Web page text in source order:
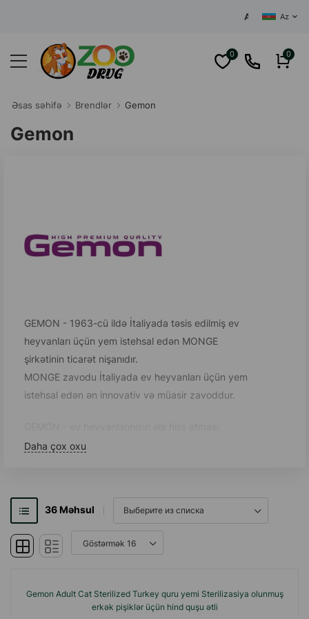
AZƏRBAYCANINAz
0 0
Əsas səhifə Brendlər Gemon
Gemon
GEMON - 1963-cü ildə İtaliyada təsis edilmiş ev
heyvanları üçün yem istehsal edən MONGE
şirkətinin ticarət nişanıdır.
MONGE zavodu İtaliyada ev heyvanları üçün yem
istehsal edən ən innovativ və müasir zavoddur.
düzgün böyüməsi və həyatı boyu inkişafı üçün
keyfiyyətli məhsullardan hazırlanır və dördayaqlı
dostlarınızın gündəlik qidalanması üçün uyğundur.
GEMON-un çeşidi müxtəlif yaşda, həyat tərzində,
Sərbəst gəzən ev quşlarının ət yetişdirilməsi üçün
Daha çox oxu
36Məhsul
Gemon Adult Cat Sterilized Turkey quru yemi Sterilizasiya olunmuş
erkək pişiklər üçün hind quşu ətli